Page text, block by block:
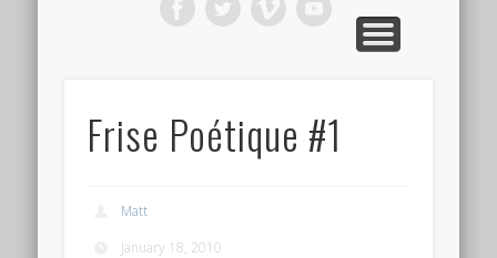
Frise Poétique #1
Matt
January 18, 2010